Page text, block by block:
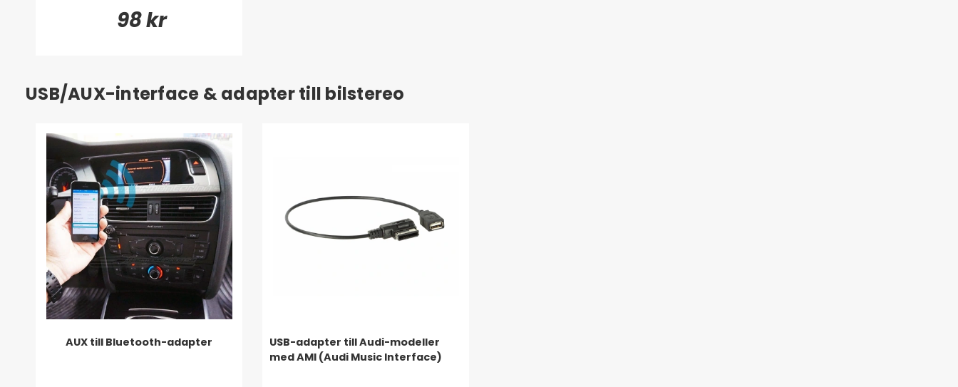
98 kr
USB/AUX-interface & adapter till bilstereo
AUX till Bluetooth-adapter
USB-adapter till Audi-modeller
med AMI (Audi Music Interface)